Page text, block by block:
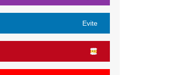
Evite